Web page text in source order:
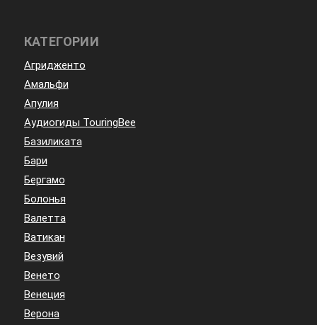
КАТЕГОРИИ
Агридженто
Амальфи
Апулия
Аудиогиды TouringBee
Базиликата
Бари
Бергамо
Болонья
Валетта
Ватикан
Везувий
Венето
Венеция
Верона